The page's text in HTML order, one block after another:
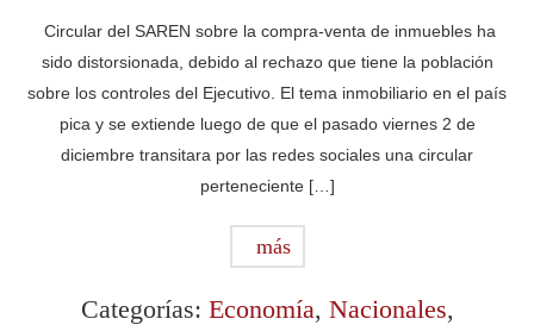
Circular del SAREN sobre la compra-venta de inmuebles ha
sido distorsionada, debido al rechazo que tiene la población
sobre los controles del Ejecutivo. El tema inmobiliario en el país
pica y se extiende luego de que el pasado viernes 2 de
diciembre transitara por las redes sociales una circular
perteneciente […]
más
Categorías: Economía, Nacionales,